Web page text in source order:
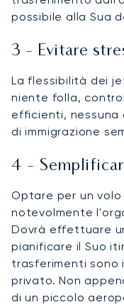
possibile alla Sua
3 - Evitare
La flessibilità dei
niente folla,
efficienti,
di immigrazione
4 -
Optare per un
notevolmente
Dovrà effettuare
pianificare il Suo
trasferimenti sono
privato. Non
di un piccolo